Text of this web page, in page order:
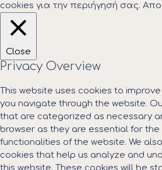
cookies για την περιήγησή σας.
Close
Privacy Overview
This website uses cookies to
you navigate through the website.
that are categorized as necessary
browser as they are essential for the
functionalities of the website. We
cookies that help us analyze and
this website. These cookies will be